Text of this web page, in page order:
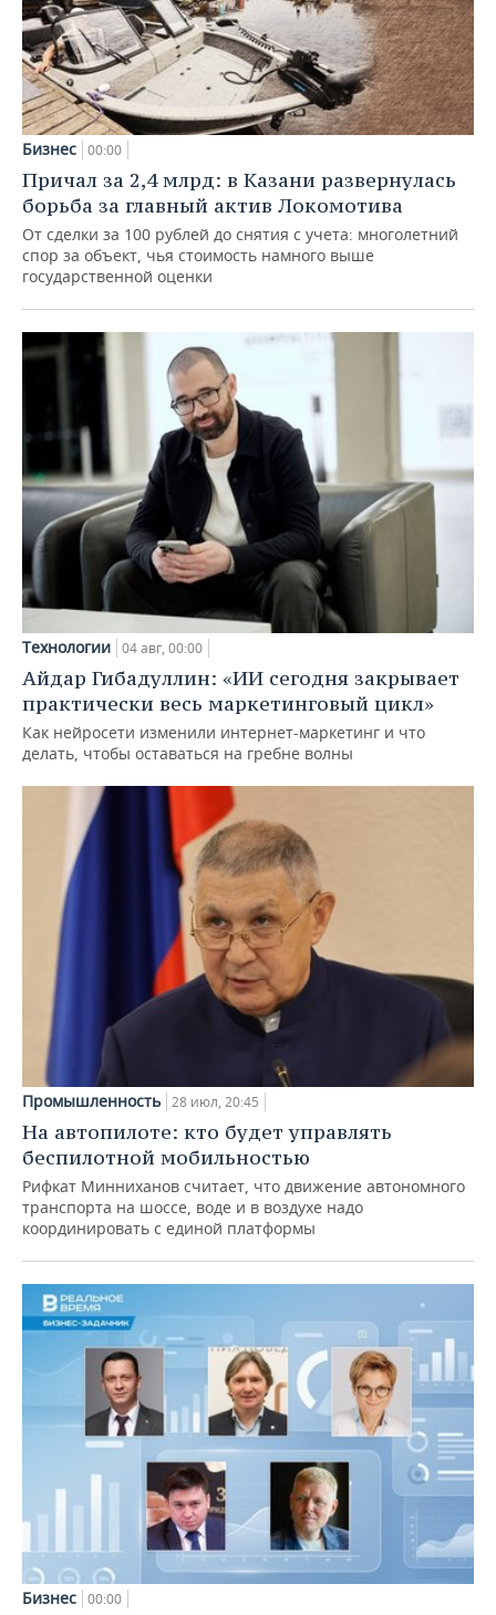
Бизнес 00:00
Причал за 2,4 млрд: в Казани развернулась
борьба за главный актив Локомотива
От сделки за 100 рублей до снятия с учета: многолетний
спор за объект, чья стоимость намного выше
государственной оценки
Технологии 04 авг, 00:00
Айдар Гибадуллин: «ИИ сегодня закрывает
практически весь маркетинговый цикл»
Как нейросети изменили интернет-маркетинг и что
делать, чтобы оставаться на гребне волны
Промышленность 28 июл, 20:45
На автопилоте: кто будет управлять
беспилотной мобильностью
Рифкат Минниханов считает, что движение автономного
транспорта на шоссе, воде и в воздухе надо
координировать с единой платформы
Бизнес 00:00